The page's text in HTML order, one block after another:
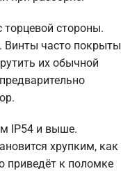
стороны.
Винты часто покрыты
их обычной
IP54 и выше.
хрупким, как
приведёт к поломке